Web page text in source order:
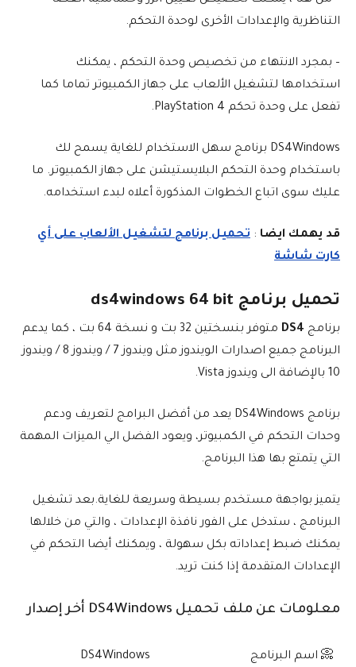
التناظرية والإعدادات الأخرى لوحدة التحكم.
– بمجرد الانتهاء من تخصيص وحدة التحكم ، يمكنك
استخدامها لتشغيل الألعاب على جهاز الكمبيوتر تماما كما
تفعل على وحدة تحكم PlayStation 4.
DS4Windows برنامج سهل الاستخدام للغاية يسمح لك
باستخدام وحدة التحكم البلايستيشن على جهاز الكمبيوتر. ما
عليك سوى اتباع الخطوات المذكورة أعلاه لبدء استخدامه.
قد يهمك ايضا : تحميل برنامج لتشغيل الألعاب على أي
كارت شاشة
تحميل برنامج ds4windows 64 bit
برنامج DS4
متوفر بنسختين 32 بت و نسخة 64 بت ، كما يدعم
البرنامج جميع اصدارات الويندوز مثل ويندوز 7 / ويندوز 8 / ويندوز
10 بالإضافة الى ويندوز Vista.
برنامج DS4Windows يعد من أفضل البرامج لتعريف ودعم
وحدات التحكم في الكمبيوتر، ويعود الفضل الي الميزات المهمة
التي يتمتع بها هذا البرنامج.
يتميز بواجهة مستخدم بسيطة وسريعة للغاية.بعد تشغيل
البرنامج ، ستدخل على الفور نافذة الإعدادات ، والتي من خلالها
يمكنك ضبط إعداداته بكل سهولة ، ويمكنك أيضا التحكم في
الإعدادات المتقدمة إذا كنت تريد.
معلومات عن ملف تحميل DS4Windows أخر إصدار
📀 اسم البرنامج DS4Windows